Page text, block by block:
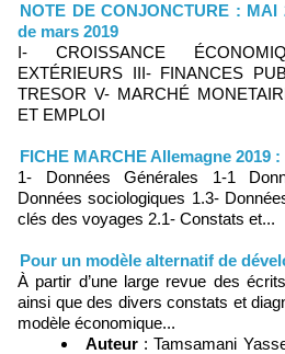
NOTE DE CONJONCTURE :
de mars 2019
I- CROISSANCE
EXTÉRIEURS III- FINANCES
TRESOR V- MARCHÉ
ET EMPLOI
FICHE MARCHE Allemagne 2019
1- Données Générales 1-1
Données sociologiques 1.3-
clés des voyages 2.1- Constats et...
Pour un modèle alternatif de
À partir d’une large revue des
ainsi que des divers constats et
modèle économique...
Auteur : Tamsamani